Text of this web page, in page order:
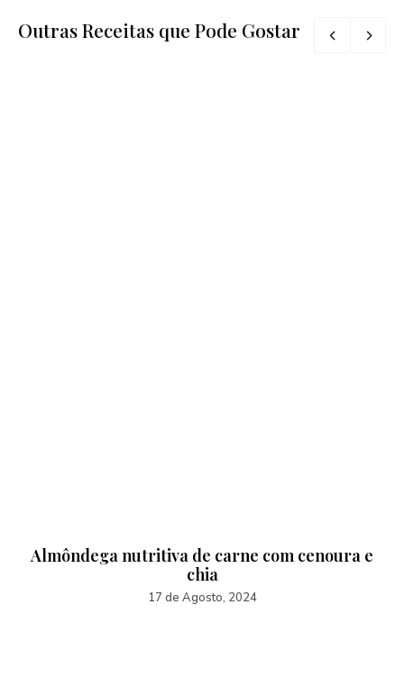
Outras Receitas que Pode Gostar
Almôndega nutritiva de carne com cenoura e
chia
17 de Agosto, 2024